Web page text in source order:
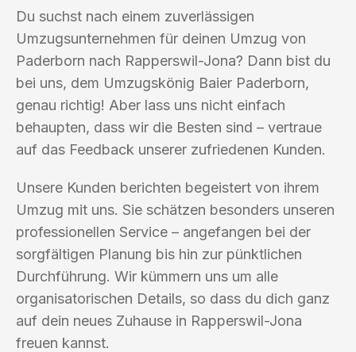
Du suchst nach einem zuverlässigen
Umzugsunternehmen für deinen Umzug von
Paderborn nach Rapperswil-Jona? Dann bist du
bei uns, dem Umzugskönig Baier Paderborn,
genau richtig! Aber lass uns nicht einfach
behaupten, dass wir die Besten sind – vertraue
auf das Feedback unserer zufriedenen Kunden.
Unsere Kunden berichten begeistert von ihrem
Umzug mit uns. Sie schätzen besonders unseren
professionellen Service – angefangen bei der
sorgfältigen Planung bis hin zur pünktlichen
Durchführung. Wir kümmern uns um alle
organisatorischen Details, so dass du dich ganz
auf dein neues Zuhause in Rapperswil-Jona
freuen kannst.